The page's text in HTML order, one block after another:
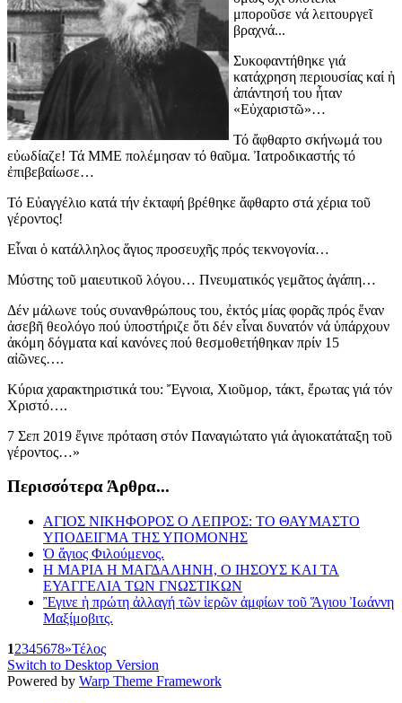
μποροῦσε νά λειτουργεῖ
βραχνά...
Συκοφαντήθηκε γιά
κατάχρηση περιουσίας καί ἡ
ἀπάντησή του ἦταν
«Εὐχαριστῶ»…
Τό ἄφθαρτο σκήνωμά του
εὐωδίαζε! Τά ΜΜΕ πολέμησαν τό θαῦμα. Ἰατροδικαστής τό
ἐπιβεβαίωσε…
Τό Εὐαγγέλιο κατά τήν ἐκταφή βρέθηκε ἄφθαρτο στά χέρια τοῦ
γέροντος!
Εἶναι ὁ κατάλληλος ἅγιος προσευχῆς πρός τεκνογονία…
Μύστης τοῦ μαιευτικοῦ λόγου… Πνευματικός γεμᾶτος ἀγάπη…
Δέν μάλωνε τούς συνανθρώπους του, ἐκτός μίας φορᾶς πρός ἕναν
ἀσεβῆ θεολόγο πού ὑποστήριζε ὅτι δέν εἶναι δυνατόν νά ὑπάρχουν
ἀκόμη δόγματα καί κανόνες πού θεσμοθετήθηκαν πρίν 15
αἰῶνες….
Κύρια χαρακτηριστικά του: Ἔγνοια, Χιοῦμορ, τάκτ, ἔρωτας γιά τόν
Χριστό….
7 Σεπ 2019 ἔγινε πρόταση στόν Παναγιώτατο γιά ἁγιοκατάταξη τοῦ
γέροντος…»
Περισσότερα Άρθρα...
ΑΓΙΟΣ ΝΙΚΗΦΟΡΟΣ Ο ΛΕΠΡΟΣ: ΤΟ ΘΑΥΜΑΣΤΟ
ΥΠΟΔΕΙΓΜΑ ΤΗΣ ΥΠΟΜΟΝΗΣ
Ὁ ἅγιος Φιλούμενος.
Η ΜΑΡΙΑ Η ΜΑΓΔΑΛΗΝΗ, Ο ΙΗΣΟΥΣ ΚΑΙ ΤΑ
ΕΥΑΓΓΕΛΙΑ ΤΩΝ ΓΝΩΣΤΙΚΩΝ
Ἒγινε ἡ πρώτη ἀλλαγή τῶν ἱερῶν ἀμφίων τοῦ Ἅγιου Ἰωάννη
Μαξίμοβιτς.
12345678»Τέλος
Switch to Desktop Version
Powered by Warp Theme Framework